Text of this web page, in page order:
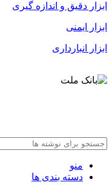
ابزار دقیق و اندازه گیری
ابزار ایمنی
ابزار انبارداری
منو
دسته بندی ها